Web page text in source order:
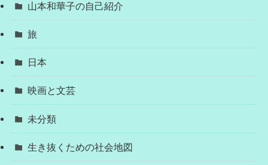
山本和華子の自己紹介
旅
日本
映画と文芸
未分類
生き抜くための社会地図